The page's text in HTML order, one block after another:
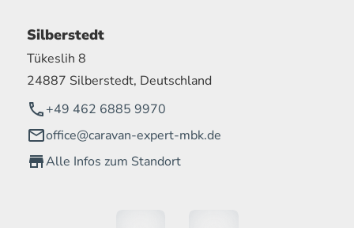
Silberstedt
Tükeslih 8
24887 Silberstedt, Deutschland
+49 462 6885 9970
office@caravan-expert-mbk.de
Alle Infos zum Standort